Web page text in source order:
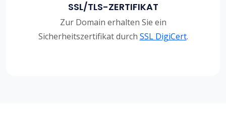
SSL/TLS-ZERTIFIKAT
Zur Domain erhalten Sie ein
Sicherheitszertifikat durch SSL DigiCert.